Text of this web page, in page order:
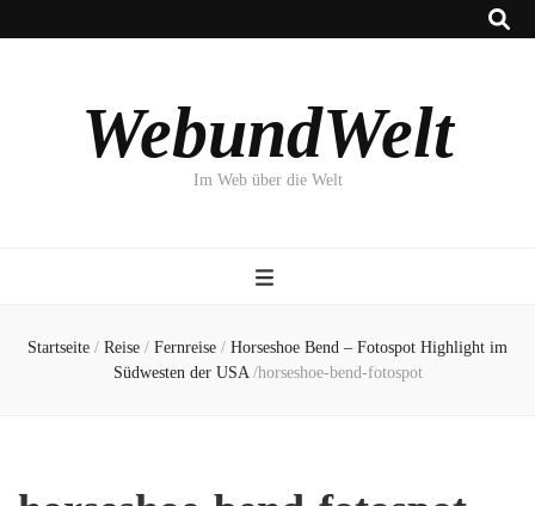
WebundWelt
Im Web über die Welt
Startseite / Reise / Fernreise / Horseshoe Bend – Fotospot Highlight im
Südwesten der USA /horseshoe-bend-fotospot